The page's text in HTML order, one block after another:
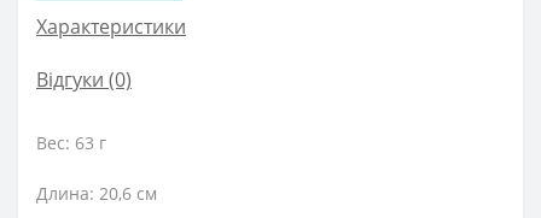
Характеристики
Відгуки (0)
Вес: 63 г
Длина: 20,6 см